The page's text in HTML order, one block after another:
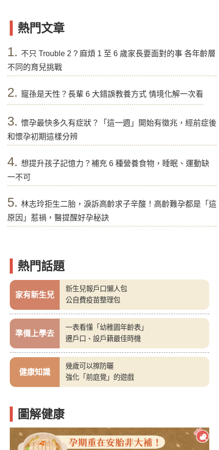
熱門文章
1. 不只 Trouble 2 ? 麻煩 1 至 6 歲家長要面對的事 各年齡層
不同的育兒挑戰
2. 寵孫是天性？長輩 6 大錯誤教養方式 情境化解一次看
3. 懷孕最快多久有症狀？「這一週」開始有徵兆，經前症後
和懷孕初期這樣分辨
4. 想提升孩子記憶力？補充 6 種營養食物，睡眠、運動缺
一不可
5. 林志玲拒生二胎，淚訴高齡求子辛酸！高齡難孕都是「這
原因」惹禍，醫提醒好孕秘訣
熱門話題
家有新生兒
新生兒報戶口懶人包
公自費疫苗整理包
準備上學去
一表看懂「幼稚園年齡表」
遷戶口、設戶籍最佳時機
健康知識
幾歲可以擦防曬
強化「前庭覺」的遊戲
圖解健康